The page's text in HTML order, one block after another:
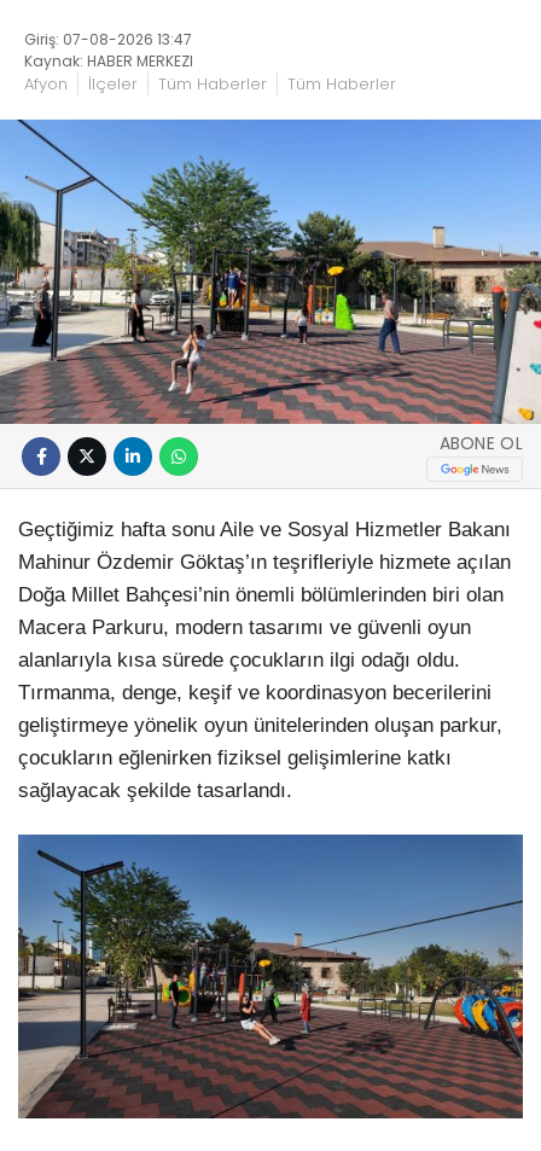
Giriş: 07-08-2026 13:47
Kaynak: HABER MERKEZI
Afyon İlçeler Tüm Haberler Tüm Haberler
ABONE OL
Geçtiğimiz hafta sonu Aile ve Sosyal Hizmetler Bakanı
Mahinur Özdemir Göktaş’ın teşrifleriyle hizmete açılan
Doğa Millet Bahçesi’nin önemli bölümlerinden biri olan
Macera Parkuru, modern tasarımı ve güvenli oyun
alanlarıyla kısa sürede çocukların ilgi odağı oldu.
Tırmanma, denge, keşif ve koordinasyon becerilerini
geliştirmeye yönelik oyun ünitelerinden oluşan parkur,
çocukların eğlenirken fiziksel gelişimlerine katkı
sağlayacak şekilde tasarlandı.